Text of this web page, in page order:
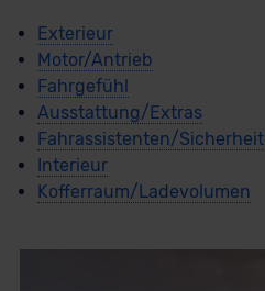
Exterieur
Motor/Antrieb
Fahrgefühl
Ausstattung/Extras
Fahrassistenten/Sicherheit
Interieur
Kofferraum/Ladevolumen